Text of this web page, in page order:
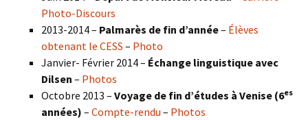
Photo-Discours
2013-2014 – Palmarès de fin d’année– Élèves
obtenant le CESS – Photo
Janvier- Février 2014 – Échange linguistique avec
Dilsen – Photos
Octobre 2013 – Voyage de fin d’études à Venise (6es
années) – Compte-rendu – Photos